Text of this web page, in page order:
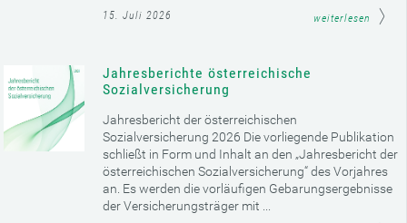
15. Juli 2026 weiterlesen
Jahresberichte österreichische
Sozialversicherung
Jahresbericht der österreichischen
Sozialversicherung 2026 Die vorliegende Publikation
schließt in Form und Inhalt an den „Jahresbericht der
österreichischen Sozialversicherung“ des Vorjahres
an. Es werden die vorläufigen Gebarungsergebnisse
der Versicherungsträger mit ...